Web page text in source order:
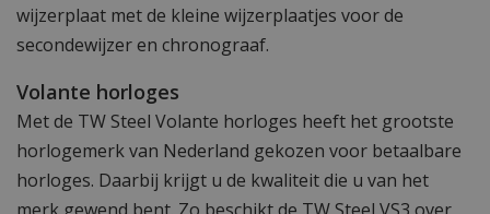
wijzerplaat met de kleine wijzerplaatjes voor de
secondewijzer en chronograaf.
Volante horloges
Met de TW Steel Volante horloges heeft het grootste
horlogemerk van Nederland gekozen voor betaalbare
horloges. Daarbij krijgt u de kwaliteit die u van het